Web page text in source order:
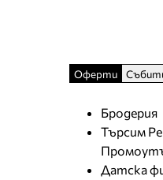
Оферти
Бродерия
Търсим
Датска